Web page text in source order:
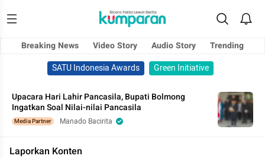
Breaking News Video Story Audio Story
Trending
SATU Indonesia Awards
Green Initiative
Upacara Hari Lahir Pancasila, Bupati Bolmong
Ingatkan Soal Nilai-nilai Pancasila
Media Partner Manado Bacirita
Laporkan Konten